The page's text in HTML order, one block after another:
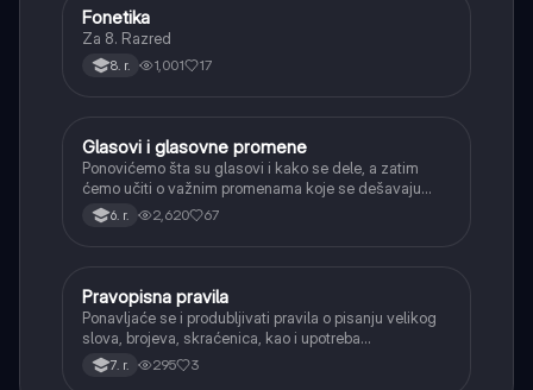
Srpski jezik
Fonetika
Za 8. Razred
8. r. 1,001 17
Srpski jezik
Glasovi i glasovne promene
Ponovićemo šta su glasovi i kako se dele, a zatim
ćemo učiti o važnim promenama koje se dešavaju
kada se glasovi nađu jedan pored drugog u rečima
(npr. jednačenje suglasnika po zvučnosti i mestu
6. r. 2,620 67
Srpski jezik
Pravopisna pravila
Ponavljaće se i produbljivati pravila o pisanju velikog
slova, brojeva, skraćenica, kao i upotreba
interpunkcije, sa posebnim fokusom na zarez u
složenoj rečenici.
7. r. 295 3